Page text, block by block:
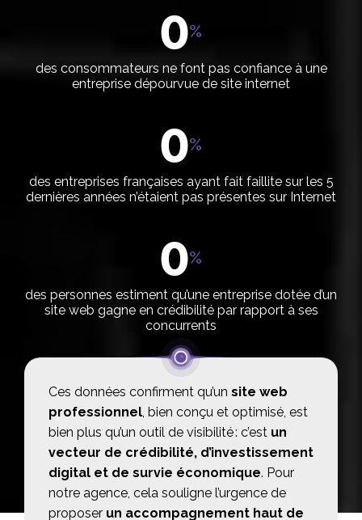
0%
des consommateurs ne font pas confiance à une
entreprise dépourvue de site internet
0%
des entreprises françaises ayant fait faillite sur les 5
dernières années n’étaient pas présentes sur Internet
0%
des personnes estiment qu’une entreprise dotée d’un
site web gagne en crédibilité par rapport à ses
concurrents
Ces données confirment qu’un site web
professionnel, bien conçu et optimisé, est
bien plus qu’un outil de visibilité : c’est un
vecteur de crédibilité, d’investissement
digital et de survie économique. Pour
notre agence, cela souligne l’urgence de
proposer un accompagnement haut de